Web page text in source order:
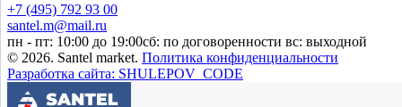
+7 (495) 792 93 00
santel.m@mail.ru
пн - пт: 10:00 до 19:00сб: по договоренности вс: выходной
© 2026. Santel market. Политика конфиденциальности
Разработка сайта: SHULEPOV_CODE